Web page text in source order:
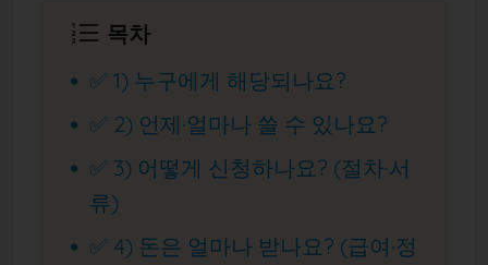
목차
✅ 1) 누구에게 해당되나요?
✅ 2) 언제·얼마나 쓸 수 있나요?
✅ 3) 어떻게 신청하나요? (절차·서
류)
✅ 4) 돈은 얼마나 받나요? (급여·정